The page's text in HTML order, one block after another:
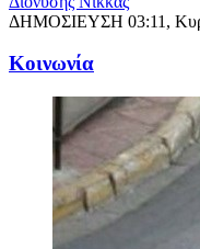
ΔΗΜΟΣΙΕΥΣΗ 03:11,
Κοινωνία